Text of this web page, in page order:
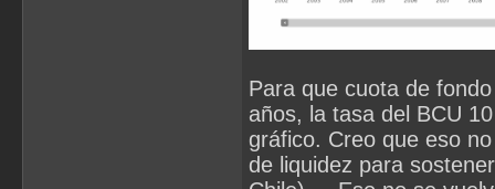
Para que cuota de
años, la tasa del BCU
gráfico. Creo que eso
de liquidez para